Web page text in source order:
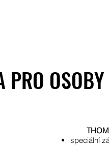
PRO
speciální